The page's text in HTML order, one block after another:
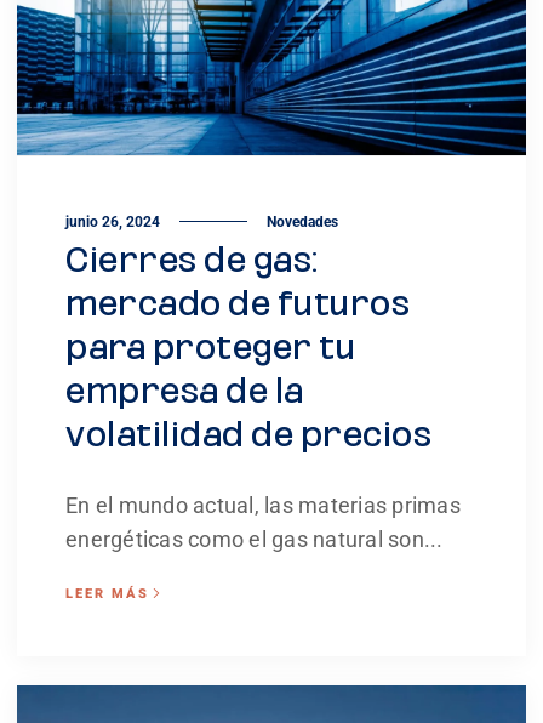
junio 26, 2024 Novedades
Cierres de gas:
mercado de futuros
para proteger tu
empresa de la
volatilidad de precios
En el mundo actual, las materias primas
energéticas como el gas natural son...
LEER MÁS